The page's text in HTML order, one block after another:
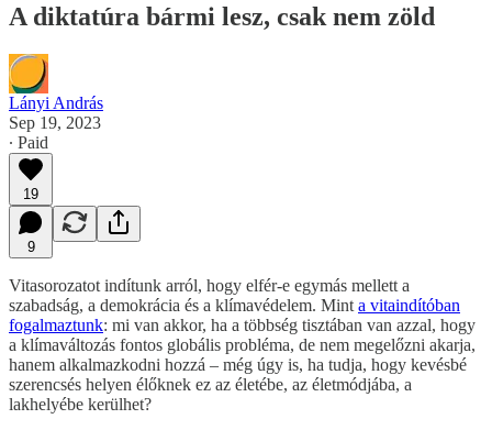
A diktatúra bármi lesz, csak nem zöld
Lányi András
Sep 19, 2023
∙ Paid
19
9
Vitasorozatot indítunk arról, hogy elfér-e egymás mellett a
szabadság, a demokrácia és a klímavédelem. Mint a vitaindítóban
fogalmaztunk: mi van akkor, ha a többség tisztában van azzal, hogy
a klímaváltozás fontos globális probléma, de nem megelőzni akarja,
hanem alkalmazkodni hozzá – még úgy is, ha tudja, hogy kevésbé
szerencsés helyen élőknek ez az életébe, az életmódjába, a
lakhelyébe kerülhet?